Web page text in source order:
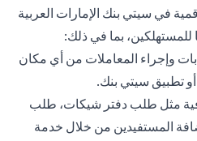
في سيتي بنك الإمارات العربية
للمستهلكين، بما في ذلك:
وإجراء المعاملات من أي مكان
تطبيق سيتي بنك.
مثل طلب دفتر شيكات، طلب
المستفيدين من خلال خدمة